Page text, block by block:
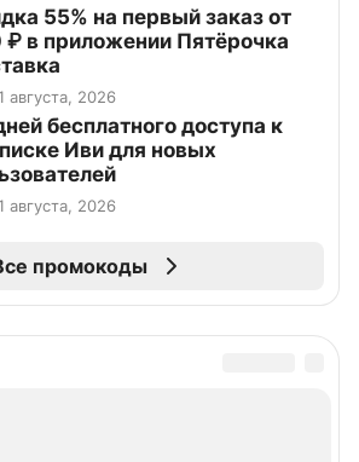
55% на первый заказ от
₽ в приложении Пятёрочка
августа, 2026
бесплатного доступа к
Иви для новых
августа, 2026
промокоды